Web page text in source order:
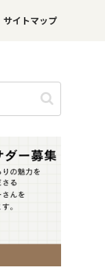
サイトマップ